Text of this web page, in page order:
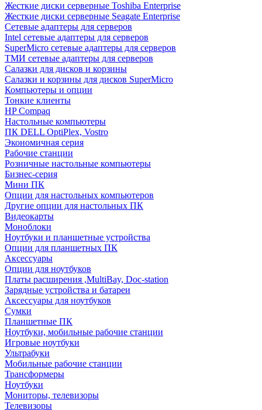
Жесткие диски серверные Toshiba Enterprise
Жесткие диски серверные Seagate Enterprise
Сетевые адаптеры для серверов
Intel сетевые адаптеры для серверов
SuperMicro сетевые адаптеры для серверов
ТМИ сетевые адаптеры для серверов
Салазки для дисков и корзины
Салазки и корзины для дисков SuperMicro
Компьютеры и опции
Тонкие клиенты
HP Compaq
Настольные компьютеры
ПК DELL OptiPlex, Vostro
Экономичная серия
Рабочие станции
Розничные настольные компьютеры
Бизнес-серия
Мини ПК
Опции для настольных компьютеров
Другие опции для настольных ПК
Видеокарты
Моноблоки
Ноутбуки и планшетные устройства
Опции для планшетных ПК
Аксессуары
Опции для ноутбуков
Платы расширения ,MultiBay, Doc-station
Зарядные устройства и батареи
Аксессуары для ноутбуков
Сумки
Планшетные ПК
Ноутбуки, мобильные рабочие станции
Игровые ноутбуки
Ультрабуки
Мобильные рабочие станции
Трансформеры
Ноутбуки
Мониторы, телевизоры
Телевизоры